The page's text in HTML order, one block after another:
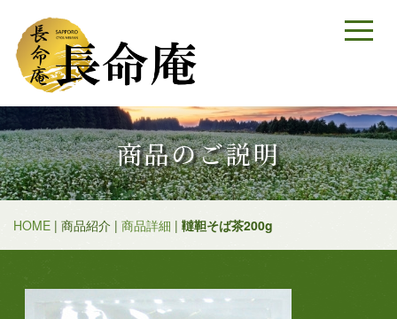
商品のご説明
HOME | 商品紹介 | 商品詳細 | 韃靼そば茶200g